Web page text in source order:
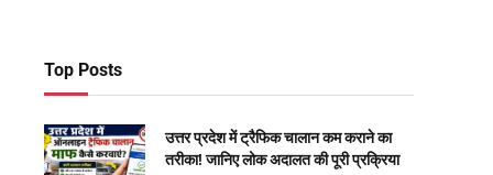
Top Posts
उत्तर प्रदेश में ट्रैफिक चालान कम कराने का
तरीका! जानिए लोक अदालत की पूरी प्रक्रिया